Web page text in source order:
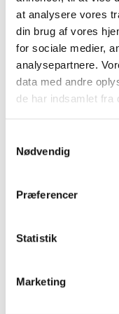
at analysere vores
din brug af vores
for sociale medier,
analysepartnere.
data med andre
de har indsamlet fra
Nødvendig
Præferencer
Statistik
Marketing